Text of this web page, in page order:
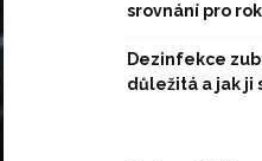
srovnání pro
Dezinfekce
důležitá a jak ji